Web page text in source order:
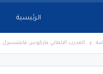
الرئيسية
المدرب الالماني ماركوس